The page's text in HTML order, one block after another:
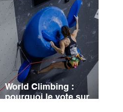
World Climbing :
pourquoi le vote sur